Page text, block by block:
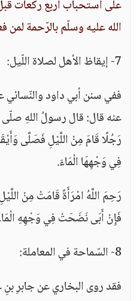
على استحباب أربع ركعات
الله عليه وسلّم بالرّحمة
7- إيقاظ الأهل لصلاة اللّيل:
ففي سنن أبي داود
عنه قال: قال رسولُ اللهِ صلّى
رَجُلًا قَامَ مِنْ اللَّيْلِ فَصَلَّى
فِي وَجْهِهَا الْمَاءَ.
رَحِمَ اللَّهُ امْرَأَةً قَامَتْ مِنْ
فَإِنْ أَبَى نَضَحَتْ فِي وَجْهِهِ
8- السّماحة في المعاملة:
فقد روى البخاري عن جابرِ بنِ